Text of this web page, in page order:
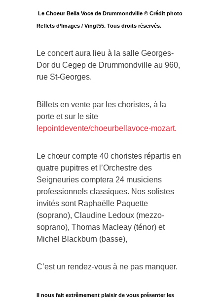
Le Choeur Bella Voce de Drummondville © Crédit photo
Reflets d’Images / Vingt55. Tous droits réservés.
Le concert aura lieu à la salle Georges-
Dor du Cegep de Drummondville au 960,
rue St-Georges.
Billets en vente par les choristes, à la
porte et sur le site
lepointdevente/choeurbellavoce-mozart.
Le chœur compte 40 choristes répartis en
quatre pupitres et l’Orchestre des
Seigneuries comptera 24 musiciens
professionnels classiques. Nos solistes
invités sont Raphaëlle Paquette
(soprano), Claudine Ledoux (mezzo-
soprano), Thomas Macleay (ténor) et
Michel Blackburn (basse),
C’est un rendez-vous à ne pas manquer.
Il nous fait extrêmement plaisir de vous présenter les